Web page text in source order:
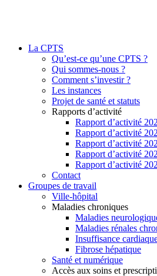
La CPTS
Qu’est-ce qu’une CPTS ?
Qui sommes-nous ?
Comment s’investir ?
Les instances
Projet de santé et statuts
Rapports d’activité
Rapport d’activité
Rapport d’activité
Rapport d’activité
Rapport d’activité
Rapport d’activité
Contact
Groupes de travail
Ville-hôpital
Maladies chroniques
Maladies
Maladies rénales
Insuffisance
Fibrose hépatique
Santé et numérique
Accès aux soins et